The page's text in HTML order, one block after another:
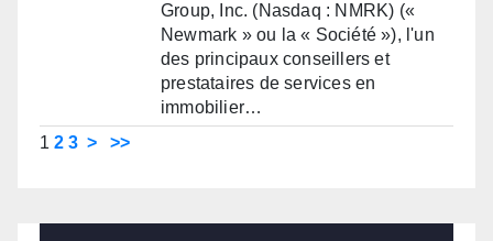
Group, Inc. (Nasdaq : NMRK) («
Newmark » ou la « Société »), l'un
des principaux conseillers et
prestataires de services en
immobilier…
1 2 3 > >>